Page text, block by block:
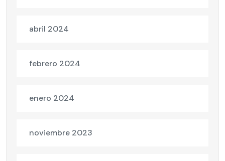
abril 2024
febrero 2024
enero 2024
noviembre 2023